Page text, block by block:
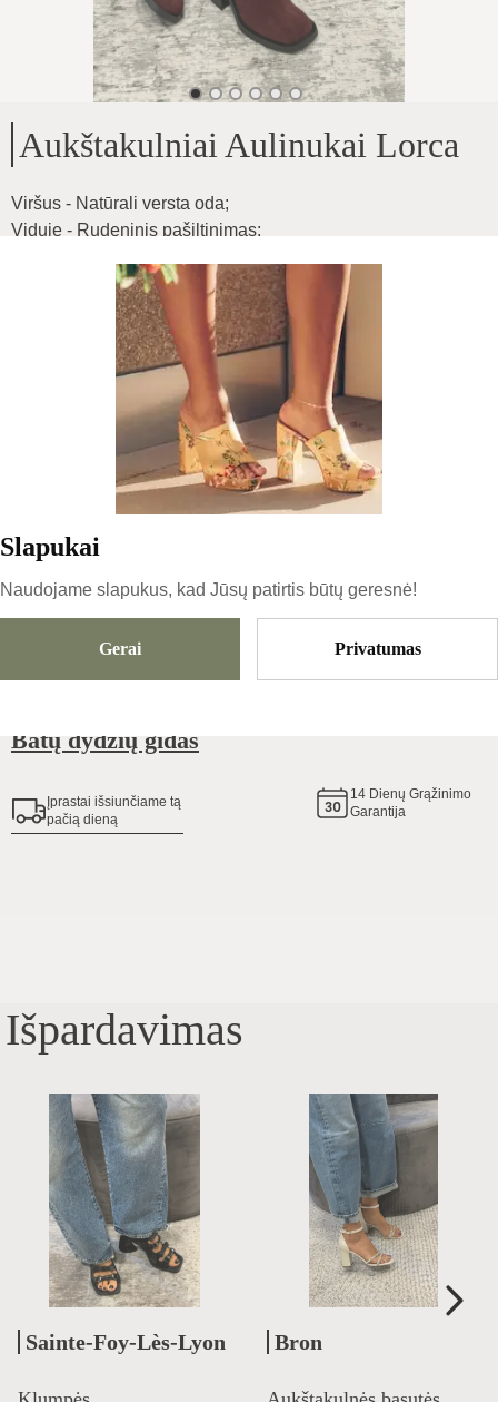
Slapukai
Naudojame slapukus, kad Jūsų patirtis būtų geresnė!
Gerai Privatumas
Aukštakulniai Aulinukai Lorca
Viršus - Natūrali versta oda;
Viduje - Rudeninis pašiltinimas;
Aulo aukštis - 16cm
2me6wB8SNBOO0IUFCQU8
€
Pridėti Į Krepšelį
Batų dydžių gidas
Įprastai išsiunčiame tą
pačią dieną
14 Dienų Grąžinimo
Garantija
Išpardavimas
Sainte-Foy-Lès-Lyon Bron